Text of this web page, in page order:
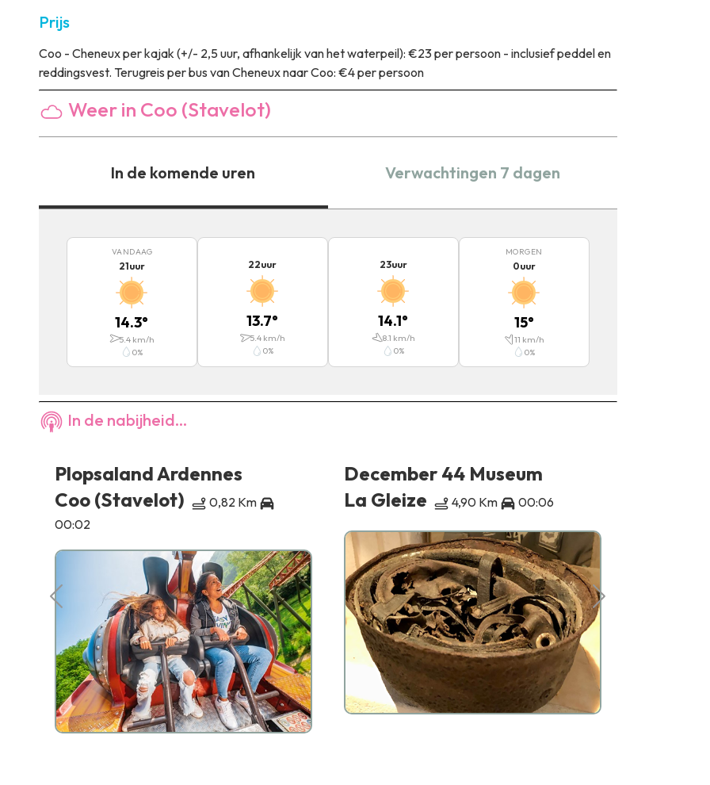
Prijs
Coo - Cheneux per kajak (+/- 2,5 uur, afhankelijk van het waterpeil): €23 per persoon - inclusief peddel en
reddingsvest. Terugreis per bus van Cheneux naar Coo: €4 per persoon
Weer in Coo (Stavelot)
In de komende uren Verwachtingen 7 dagen
VANDAAG
21uur
14.3°
5.4 km/h
0%
22uur
13.7°
5.4 km/h
0%
23uur
14.1°
8.1 km/h
0%
MORGEN
0uur
15°
11 km/h
0%
In de nabijheid...
Plopsaland Ardennes
Coo (Stavelot)
0,82 Km
00:02
December 44 Museum
La Gleize
4,90 Km 00:06